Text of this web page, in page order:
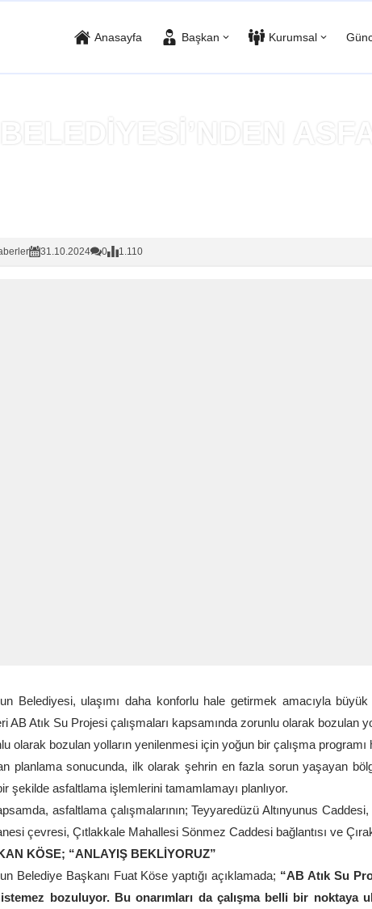
Anasayfa Başkan Kurumsal
31.10.2024 0 1.110
Belediyesi, ulaşımı daha konforlu hale getirmek amacıyla
AB Atık Su Projesi çalışmaları kapsamında zorunlu olarak bozulan
olarak bozulan yolların yenilenmesi için yoğun bir çalışma programı
planlama sonucunda, ilk olarak şehrin en fazla sorun yaşayan
şekilde asfaltlama işlemlerini tamamlamayı planlıyor.
asfaltlama çalışmalarının; Teyyaredüzü Altınyunus
çevresi, Çıtlakkale Mahallesi Sönmez Caddesi bağlantısı ve
KÖSE; “ANLAYIŞ BEKLİYORUZ”
Belediye Başkanı Fuat Köse yaptığı açıklamada; “AB Atık Su
bozuluyor. Bu onarımları da çalışma belli bir noktaya